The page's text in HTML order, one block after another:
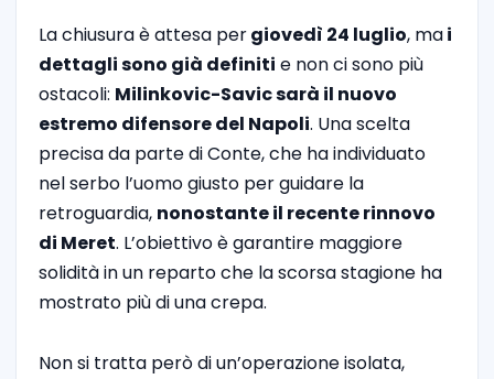
La chiusura è attesa pergiovedì 24 luglio, mai
dettagli sono già definiti e non ci sono più
ostacoli: Milinkovic-Savic sarà il nuovo
estremo difensore del Napoli. Una scelta
precisa da parte di Conte, che ha individuato
nel serbo l’uomo giusto per guidare la
retroguardia, nonostante il recente rinnovo
di Meret. L’obiettivo è garantire maggiore
solidità in un reparto che la scorsa stagione ha
mostrato più di una crepa.
Non si tratta però di un’operazione isolata,